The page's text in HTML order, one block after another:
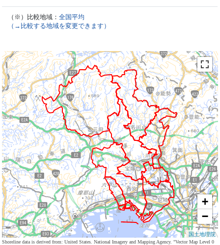
（※）比較地域：全国平均
（→比較する地域を変更できます）
+
−
国土地理院
Shoreline data is derived from: United States. National Imagery and Mapping Agency. "Vector Map Level 0